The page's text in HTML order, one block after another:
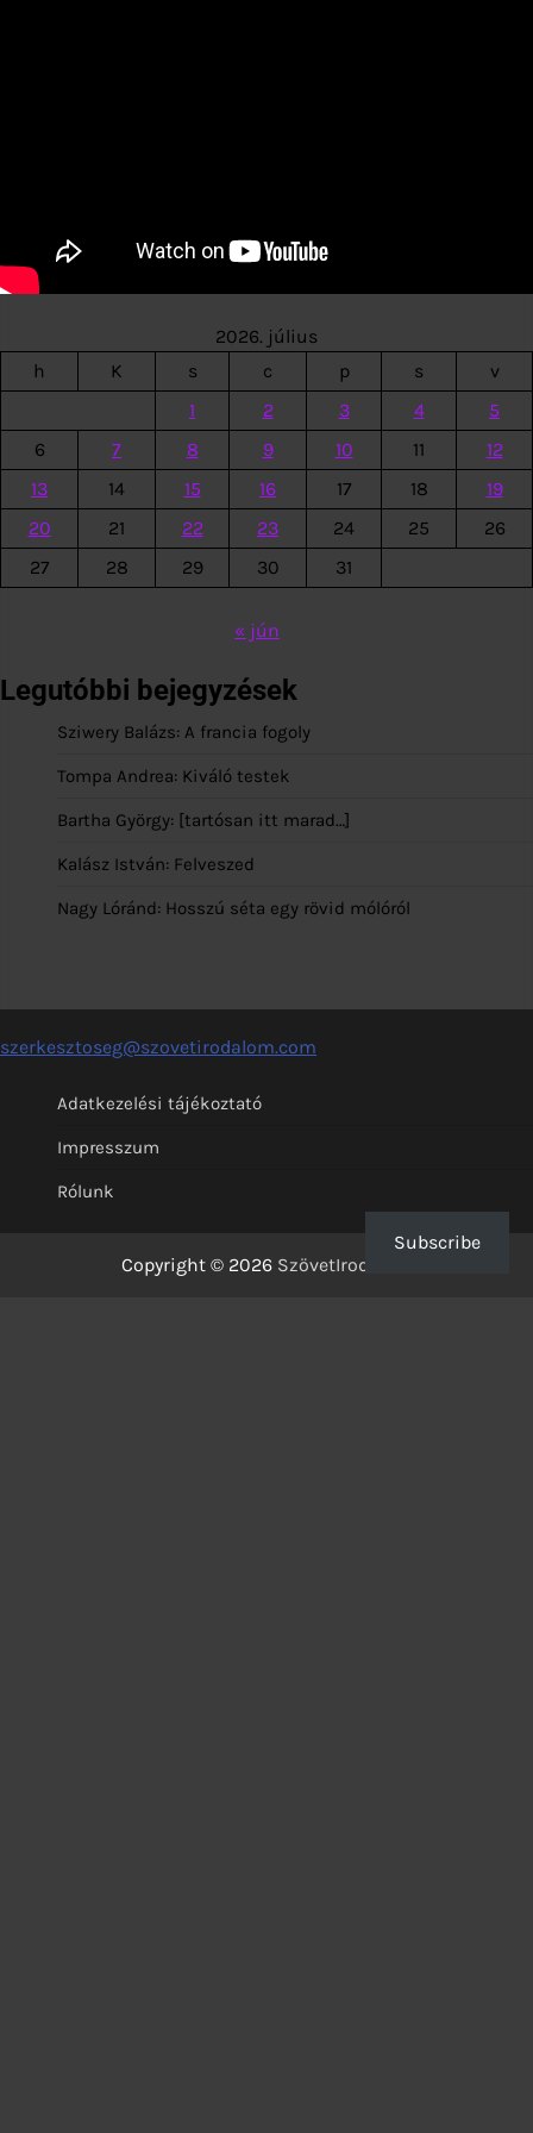
2026. július
h
K s c p s
v
1
2 3 4
5
6
7 8 9 10 11
12
13
14 15 16 17 18
19
20
21 22 23 24 25
26
27
28 29 30 31
« jún
Legutóbbi bejegyzések
Sziwery Balázs: A francia fogoly
Tompa Andrea: Kiváló testek
Bartha György: [tartósan itt marad…]
Kalász István: Felveszed
Nagy Lóránd: Hosszú séta egy rövid mólóról
szerkesztoseg@szovetirodalom.com
Adatkezelési tájékoztató
Impresszum
Rólunk
Copyright © 2026 SzövetIrodalom
Subscribe